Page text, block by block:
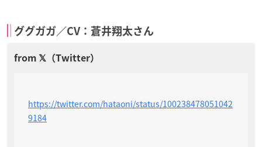
ググガガ／CV：蒼井翔太さん
https://twitter.com/hataoni/status/100238478051042
9184